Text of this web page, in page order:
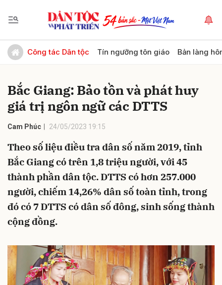
Công tác Dân tộc Tín ngưỡng tôn giáo Bản làng
Bắc Giang: Bảo tồn và phát huy
giá trị ngôn ngữ các DTTS
Cam Phúc 24/05/2023 19:15
Theo số liệu điều tra dân số năm 2019, tỉnh
Bắc Giang có trên 1,8 triệu người, với 45
thành phần dân tộc. DTTS có hơn 257.000
người, chiếm 14,26% dân số toàn tỉnh, trong
đó có 7 DTTS có dân số đông, sinh sống thành
cộng đồng.
Gửi bình luận
Hủy Gửi